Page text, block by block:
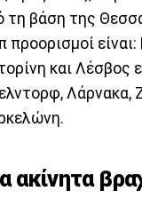
τη βάση της
προορισμοί
και Λέσβος
Λάρνακα,
ακίνητα